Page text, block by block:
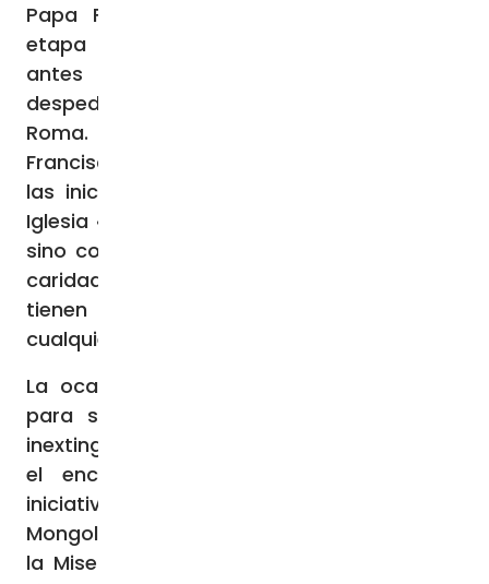
Papa Francisco al término de la última
etapa de su visita apostólica a Mongolia,
antes de participar en la ceremonia de
despedida y tomar el vuelo de regreso a
Roma. Un relato con el que el Papa
Francisco ha querido sugerir también que
las iniciativas caritativas animadas por la
Iglesia «no deben convertirse en empresas,
sino conservar la frescura de las obras de
caridad”, realizadas por personas que
tienen «un buen corazón» «más allá de
cualquier tipo de retribución”.
La ocasión que ha aprovechado el Papa
para sugerir cuál es la fuente propia e
inextinguible de la caridad cristiana ha sido
el encuentro con los agentes de las
iniciativas caritativas presentes en
Mongolia y la inauguración de la «Casa de
la Misericordia», el edificio de tres plantas